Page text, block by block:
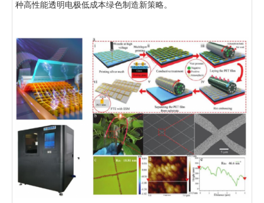
种高性能透明电极低成本绿色制造新策略。